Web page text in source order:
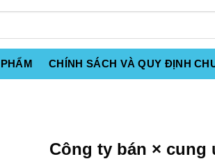
CHÍNH SÁCH VÀ QUY ĐỊNH
Công ty bán × cung